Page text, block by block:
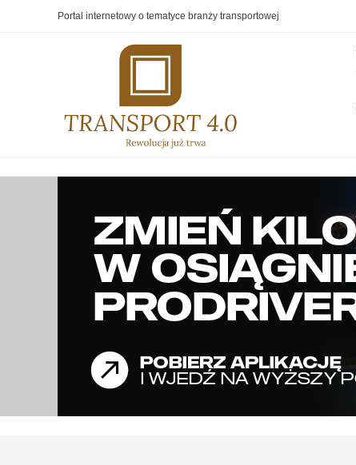
Portal internetowy o tematyce branży transportowej